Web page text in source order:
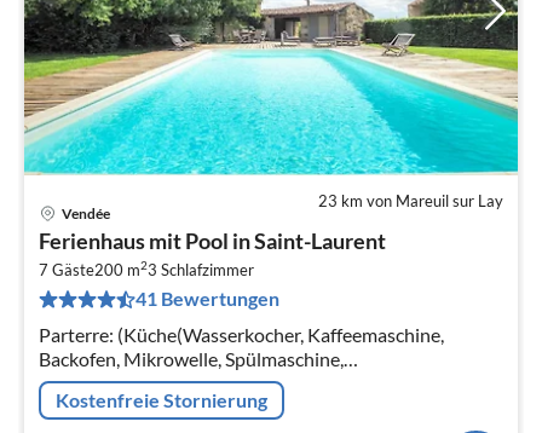
23 km von Mareuil sur Lay
Vendée
Ferienhaus mit Pool in Saint-Laurent
7 Gäste200 m23 Schlafzimmer
41 Bewertungen
Parterre: (Küche(Wasserkocher, Kaffeemaschine,
Backofen, Mikrowelle, Spülmaschine,
Kühl-/Gefrierkombination),
Wohn/Esszimmer(TV(Flatscreen), Kaminofen, DVD-
Kostenfreie Stornierung